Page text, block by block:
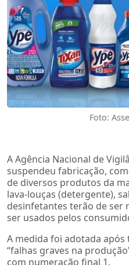
Foto:
A Agência Nacional de
suspendeu fabricação,
de diversos produtos da
lava-louças (detergente),
desinfetantes terão de ser
ser usados pelos
A medida foi adotada
“falhas graves na
com numeração final 1.